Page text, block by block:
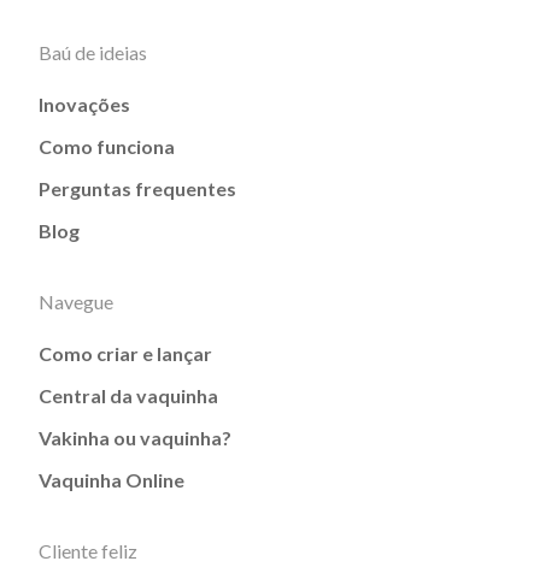
Baú de ideias
Inovações
Como funciona
Perguntas frequentes
Blog
Navegue
Como criar e lançar
Central da vaquinha
Vakinha ou vaquinha?
Vaquinha Online
Cliente feliz